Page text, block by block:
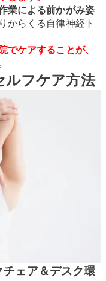
業による前かがみ姿
からくる自律神経ト
でケアすることが、
ルフケア方法
ェア＆デスク環